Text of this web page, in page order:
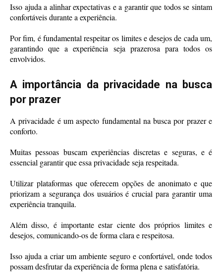
Isso ajuda a alinhar expectativas e a garantir que todos se sintam
confortáveis durante a experiência.
Por fim, é fundamental respeitar os limites e desejos de cada um,
garantindo que a experiência seja prazerosa para todos os
envolvidos.
A importância da privacidade na busca
por prazer
A privacidade é um aspecto fundamental na busca por prazer e
conforto.
Muitas pessoas buscam experiências discretas e seguras, e é
essencial garantir que essa privacidade seja respeitada.
Utilizar plataformas que oferecem opções de anonimato e que
priorizam a segurança dos usuários é crucial para garantir uma
experiência tranquila.
Além disso, é importante estar ciente dos próprios limites e
desejos, comunicando-os de forma clara e respeitosa.
Isso ajuda a criar um ambiente seguro e confortável, onde todos
possam desfrutar da experiência de forma plena e satisfatória.